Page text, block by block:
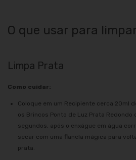
O que usar para
Limpa Prata
Como cuidar:
Coloque em um Recipiente cerca 20ml
os Brincos Ponto de Luz Prata
segundos, após o enxágue em água
secar com uma flanela mágica para
prata.